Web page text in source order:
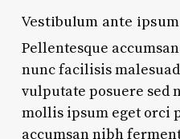
Vestibulum ante
Pellentesque
nunc facilisis
vulputate posuere sed
mollis ipsum eget orci
accumsan nibh